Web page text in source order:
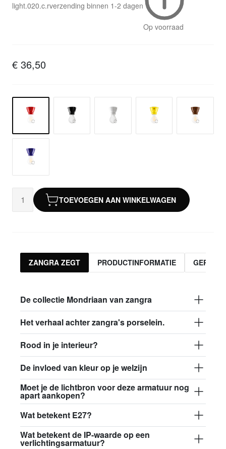
light.020.c.rverzending binnen 1-2 dagen
Op voorraad
€ 36,50
TOEVOEGEN AAN WINKELWAGEN
ZANGRA ZEGT PRODUCTINFORMATIE
De collectie Mondriaan van zangra
Het verhaal achter zangra's porselein.
Rood in je interieur?
De invloed van kleur op je welzijn
Moet je de lichtbron voor deze armatuur nog
apart aankopen?
Wat betekent E27?
Wat betekent de IP-waarde op een
verlichtingsarmatuur?